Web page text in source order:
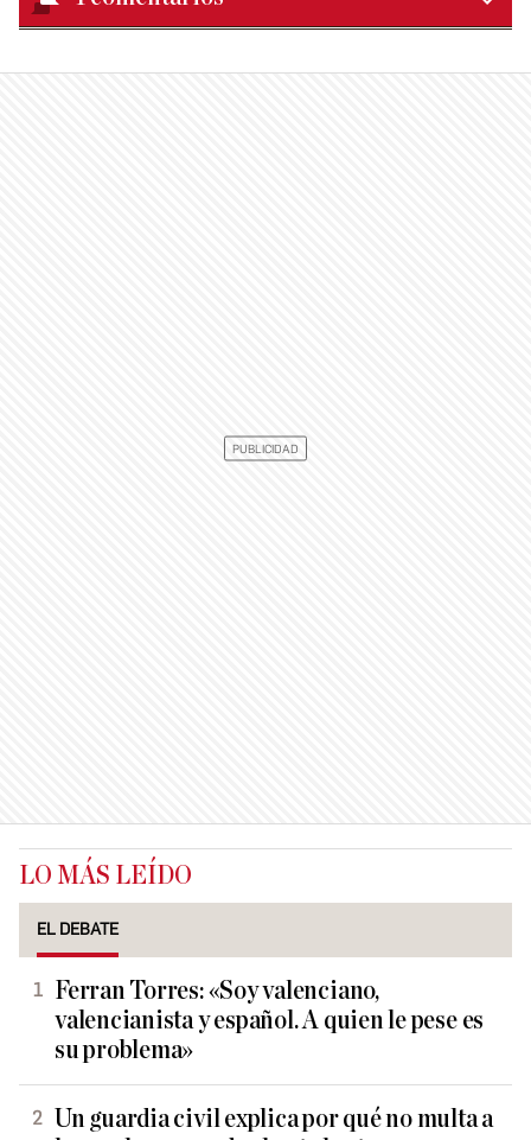
LO MÁS LEÍDO
EL DEBATE
Ferran Torres: «Soy valenciano,
valencianista y español. A quien le pese es
su problema»
Un guardia civil explica por qué no multa a